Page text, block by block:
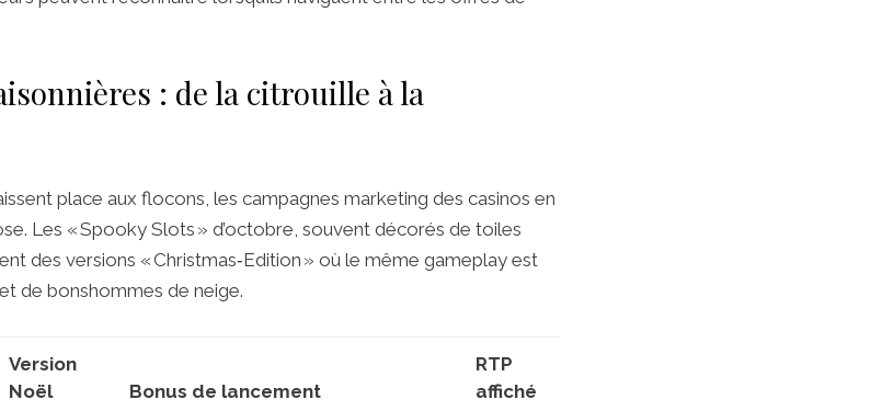
: de la citrouille à la
place aux flocons, les campagnes marketing des casinos en
Les « Spooky Slots » d’octobre, souvent décorés de toiles
des versions « Christmas‑Edition » où le même gameplay est
de bonshommes de neige.
Version
Noël
Bonus de lancement
RTP
affiché